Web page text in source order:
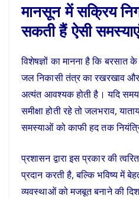
मानसून में सक्रिय
सकती हैं ऐसी
विशेषज्ञों का मानना है कि बरसात
जल निकासी तंत्र का रखरखाव और
अत्यंत आवश्यक होती है। यदि
समीक्षा होती रहे तो जलभराव,
समस्याओं को काफी हद तक
प्रशासन द्वारा इस प्रकार की
प्रदान करती है, बल्कि भविष्य में
व्यवस्थाओं को मजबूत बनाने की